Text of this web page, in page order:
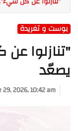
بوست و تغريدة
"تنازلوا
يصعّد
29, 2026, 10:42 am